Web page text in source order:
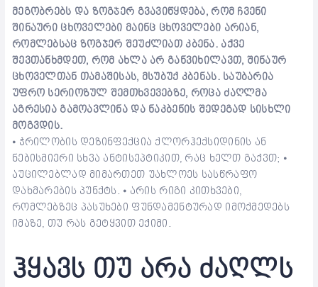
მეგობრებს და ზოგჯერ გვავიწყდება, რომ ჩვენი
შინაური ცხოველები მაინც ცხოველები არიან,
რომლებსაც ზოგჯერ შეუძლიათ კბენა. აქვე
შევთანხმდეთ, რომ ახლა არ განვიხილავთ, შინაურ
ცხოველთან თამაშისას, მსუბუქ კბენას. საუბარია
უფრო სერიოზულ შემთხვევებზე, როცა ძაღლმა
აგრესია გამოავლინა და ნაკბენის შედეგად სისხლი
მოგვდის.
⦁ ჭრილობის დეზინფექცია ქლორჰექსიდინის ან
ნებისმიერი სხვა ანტისეპტიკით, რაც ხელთ გაქვთ; ⦁
აუცილებლად მიმართეთ უახლოეს სასწრაფო
დახმარების პუნქტს. ⦁ არის რიგი კითხვები,
რომლებზეც პასუხები ფუნდამენტურად იმოქმედებს
იმაზე, თუ რას გეტყვით ექიმი.
ჰყავს თუ არა ძაღლს